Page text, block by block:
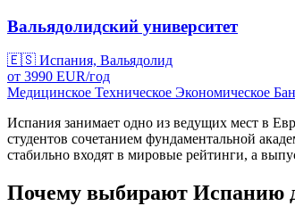
Вальядолидский университет
🇪🇸 Испания, Вальядолид
от 3990 EUR/год
Медицинское Техническое Экономическое
Испания занимает одно из ведущих мест в
студентов сочетанием фундаментальной
стабильно входят в мировые рейтинги, а
Почему выбирают Испанию